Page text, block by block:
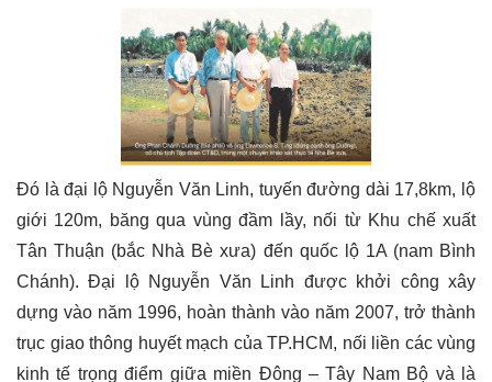
Đó là đại lộ Nguyễn Văn Linh, tuyến đường dài 17,8km, lộ
giới 120m, băng qua vùng đầm lầy, nối từ Khu chế xuất
Tân Thuận (bắc Nhà Bè xưa) đến quốc lộ 1A (nam Bình
Chánh). Đại lộ Nguyễn Văn Linh được khởi công xây
dựng vào năm 1996, hoàn thành vào năm 2007, trở thành
trục giao thông huyết mạch của TP.HCM, nối liền các vùng
kinh tế trọng điểm giữa miền Đông – Tây Nam Bộ và là